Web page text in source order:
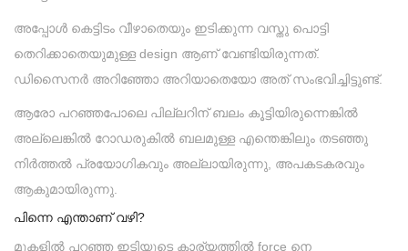
അപ്പോൾ കെട്ടിടം വീഴാതെയും ഇടിക്കുന്ന വസ്തു പൊട്ടി
തെറിക്കാതെയുമുള്ള design ആണ് വേണ്ടിയിരുന്നത്.
ഡിസൈനർ അറിഞ്ഞോ അറിയാതെയോ അത് സംഭവിച്ചിട്ടുണ്ട്.
ആരോ പറഞ്ഞപോലെ പില്ലറിന് ബലം കൂട്ടിയിരുന്നെങ്കിൽ
അല്ലെങ്കിൽ റോഡരുകിൽ ബലമുള്ള എന്തെങ്കിലും തടഞ്ഞു
നിർത്തൽ പ്രയോഗികവും അല്ലായിരുന്നു, അപകടകരവും
ആകുമായിരുന്നു.
പിന്നെ എന്താണ് വഴി?
മുകളിൽ പറഞ്ഞ ഇടിയുടെ കാര്യത്തിൽ force നെ